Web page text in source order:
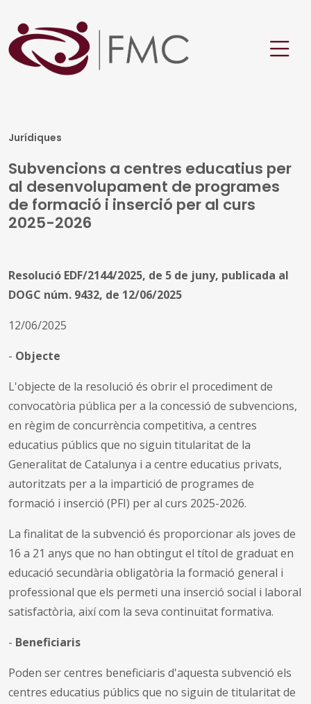
Jurídiques
Subvencions a centres educatius per
al desenvolupament de programes
de formació i inserció per al curs
2025-2026
Resolució EDF/2144/2025, de 5 de juny, publicada al
DOGC núm. 9432, de 12/06/2025
12/06/2025
- Objecte
L'objecte de la resolució és obrir el procediment de
convocatòria pública per a la concessió de subvencions,
en règim de concurrència competitiva, a centres
educatius públics que no siguin titularitat de la
Generalitat de Catalunya i a centre educatius privats,
autoritzats per a la impartició de programes de
formació i inserció (PFI) per al curs 2025-2026.
La finalitat de la subvenció és proporcionar als joves de
16 a 21 anys que no han obtingut el títol de graduat en
educació secundària obligatòria la formació general i
professional que els permeti una inserció social i laboral
satisfactòria, així com la seva continuïtat formativa.
- Beneficiaris
Poden ser centres beneficiaris d'aquesta subvenció els
centres educatius públics que no siguin de titularitat de